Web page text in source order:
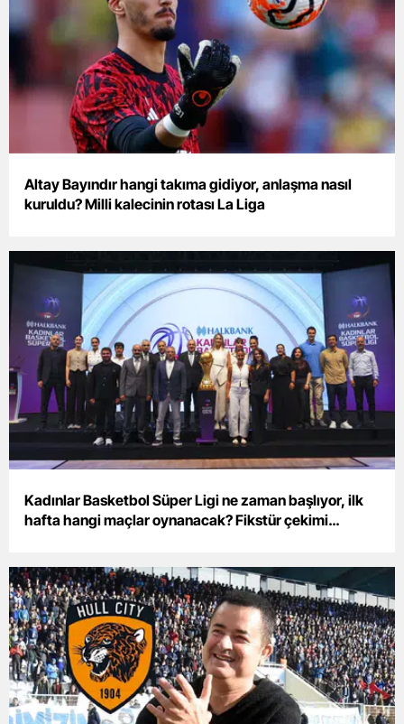
Samsun
Siirt
Sinop
Sivas
Tekirdağ
Tokat
Trabzon
Tunceli
Şanlıurfa
Uşak
Van
Yozgat
Zonguldak
Aksaray
Karaman
Kırıkkale
Batman
Şırnak
Altay Bayındır hangi takıma gidiyor, anlaşma nasıl
kuruldu? Milli kalecinin rotası La Liga
Kadınlar Basketbol Süper Ligi ne zaman başlıyor, ilk
hafta hangi maçlar oynanacak? Fikstür çekimi